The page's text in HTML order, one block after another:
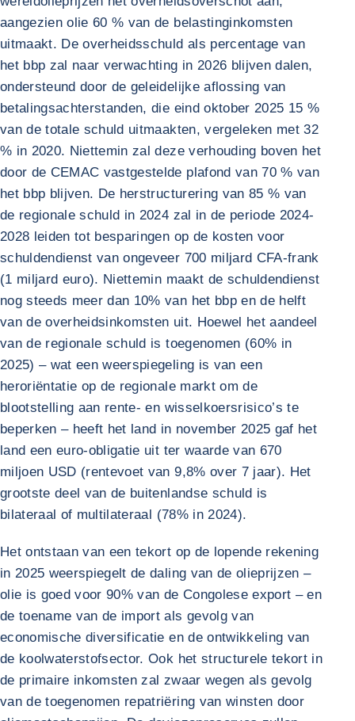
aangezien olie 60 % van de belastinginkomsten
uitmaakt. De overheidsschuld als percentage van
het bbp zal naar verwachting in 2026 blijven dalen,
ondersteund door de geleidelijke aflossing van
betalingsachterstanden, die eind oktober 2025 15 %
van de totale schuld uitmaakten, vergeleken met 32
% in 2020. Niettemin zal deze verhouding boven het
door de CEMAC vastgestelde plafond van 70 % van
het bbp blijven. De herstructurering van 85 % van
de regionale schuld in 2024 zal in de periode 2024-
2028 leiden tot besparingen op de kosten voor
schuldendienst van ongeveer 700 miljard CFA-frank
(1 miljard euro). Niettemin maakt de schuldendienst
nog steeds meer dan 10% van het bbp en de helft
van de overheidsinkomsten uit. Hoewel het aandeel
van de regionale schuld is toegenomen (60% in
2025) – wat een weerspiegeling is van een
heroriëntatie op de regionale markt om de
blootstelling aan rente- en wisselkoersrisico’s te
beperken – heeft het land in november 2025 gaf het
land een euro-obligatie uit ter waarde van 670
miljoen USD (rentevoet van 9,8% over 7 jaar). Het
grootste deel van de buitenlandse schuld is
bilateraal of multilateraal (78% in 2024).
Het ontstaan van een tekort op de lopende rekening
in 2025 weerspiegelt de daling van de olieprijzen –
olie is goed voor 90% van de Congolese export – en
de toename van de import als gevolg van
economische diversificatie en de ontwikkeling van
de koolwaterstofsector. Ook het structurele tekort in
de primaire inkomsten zal zwaar wegen als gevolg
van de toegenomen repatriëring van winsten door